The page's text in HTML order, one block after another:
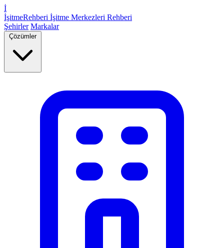
İ
İşitmeRehberi İşitme Merkezleri Rehberi
Şehirler Markalar
Çözümler